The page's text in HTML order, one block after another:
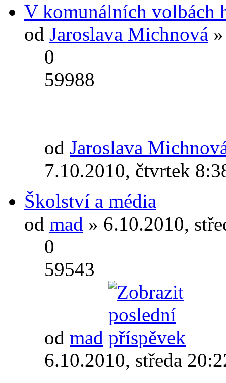
V komunálních volbách
od Jaroslava Michnová
0
59988
od Jaroslava
7.10.2010, čtvrtek
Školství a média
od mad » 6.10.2010,
0
59543
od mad
6.10.2010, středa